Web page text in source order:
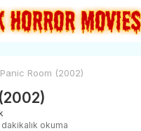
Panic Room (2002)
dakikalık okuma